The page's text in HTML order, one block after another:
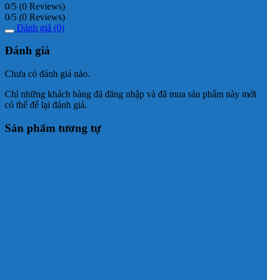
0/5 (0 Reviews)
0/5 (0 Reviews)
Đánh giá (0)
Đánh giá
Chưa có đánh giá nào.
Chỉ những khách hàng đã đăng nhập và đã mua sản phẩm này mới
có thể để lại đánh giá.
Sản phẩm tương tự